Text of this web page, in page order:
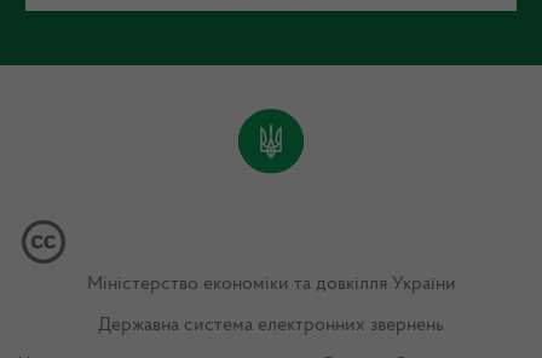
Міністерство економіки та довкілля України
Державна система електронних звернень